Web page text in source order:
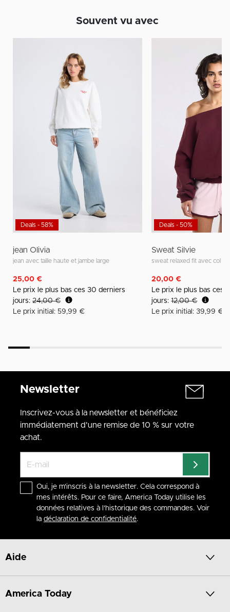
Souvent vu avec
Deals - 58%
jean Olivia
jean avec taille haute et jambe large
25,00 €
Le prix le plus bas ces 30 derniers
jours: 24,00 €
Le prix initial: 59,99 €
Deals - 50%
Sweat Silvie
sweat relaxed fit avec col
20,00 €
Le prix le plus bas ces
jours:12,00 €
Le prix initial: 39,99 €
Newsletter
Inscrivez-vous à la newsletter et bénéficiez
immédiatement d'une remise de 10 % sur votre
achat.
Oui, je m'inscris à la newsletter. Cela correspond à
mes intérêts. Pour ce faire, America Today utilise les
données relatives à l'historique des commandes. Voir
la déclaration de confidentialité.
Aide
America Today